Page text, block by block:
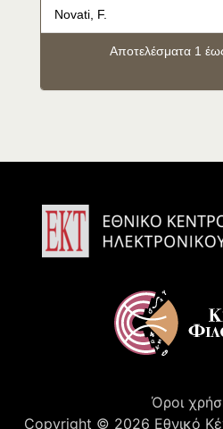
Novati, F.
Αποτελέσματα 1